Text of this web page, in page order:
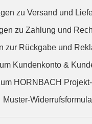
zu Versand und
zu Zahlung und
zur Rückgabe und
Kundenkonto &
HORNBACH
Muster-